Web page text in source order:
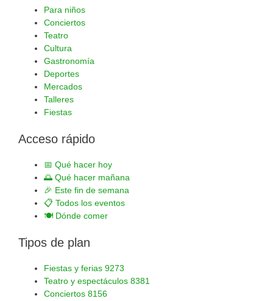
Para niños
Conciertos
Teatro
Cultura
Gastronomía
Deportes
Mercados
Talleres
Fiestas
Acceso rápido
📅 Qué hacer hoy
🌅 Qué hacer mañana
🎉 Este fin de semana
📋 Todos los eventos
🍽️ Dónde comer
Tipos de plan
Fiestas y ferias 9273
Teatro y espectáculos 8381
Conciertos 8156